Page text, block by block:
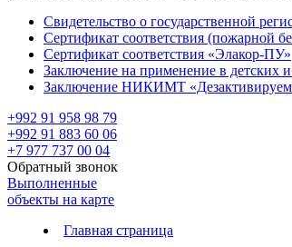
Свидетельство о государственной
Сертификат соответствия (пожарной
Сертификат соответствия «Элакор-ПУ»
Заключение на применение в детских
Заключение НИКИМТ
+992 91 958 98 79
+992 91 883 60 06
+7 977 737 00 04
Обратный звонок
Выполненные
объекты на карте
Главная страница